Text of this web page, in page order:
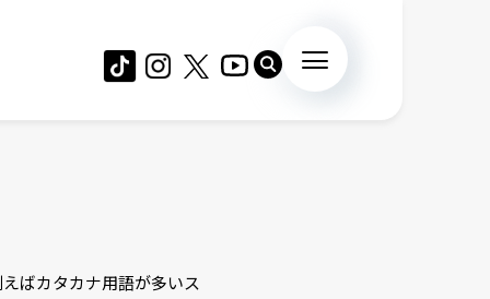
ばカタカナ用語が多いス